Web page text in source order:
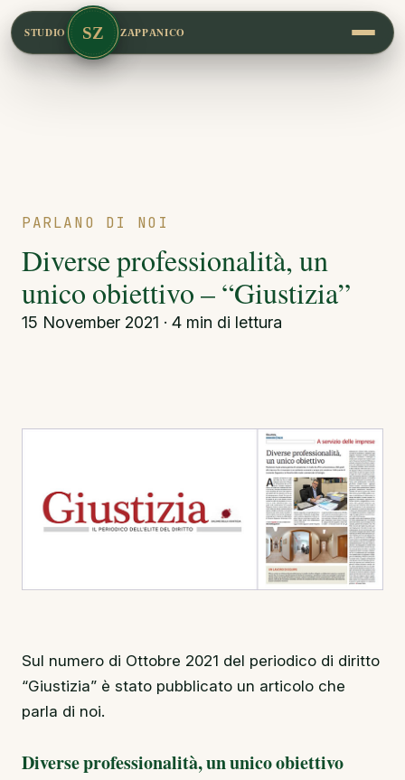
STUDIO SZ ZAPPANICO
PARLANO DI NOI
Diverse professionalità, un
unico obiettivo – “Giustizia”
15 November 2021 · 4 min di lettura
Sul numero di Ottobre 2021 del periodico di diritto
“Giustizia” è stato pubblicato un articolo che
parla di noi.
Diverse professionalità, un unico obiettivo